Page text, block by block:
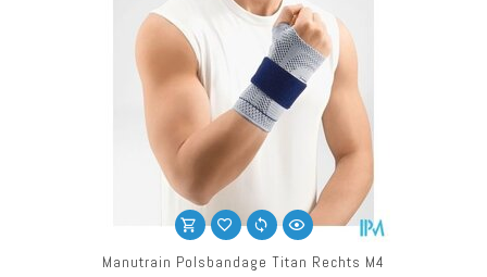
Manutrain Polsbandage Titan Rechts M4